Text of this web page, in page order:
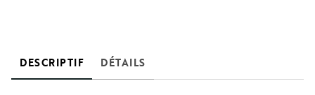
DESCRIPTIF DÉTAILS